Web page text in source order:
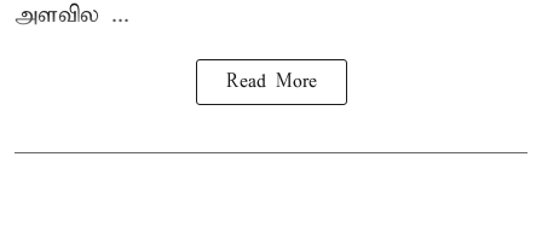
அளவில ...
Read More